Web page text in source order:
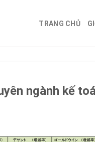
TRANG CHỦ
ngành kế